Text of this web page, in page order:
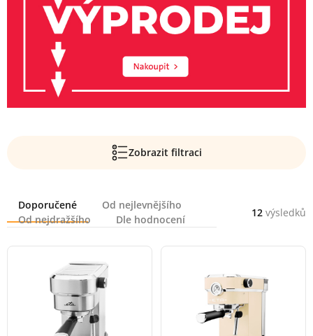
Zobrazit filtraci
Řazení
Doporučené
Od nejlevnějšího
Od nejdražšího
Dle hodnocení
12 výsledků